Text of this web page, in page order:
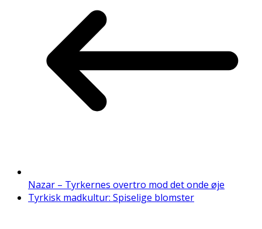
Nazar – Tyrkernes overtro mod det onde øje
Tyrkisk madkultur: Spiselige blomster